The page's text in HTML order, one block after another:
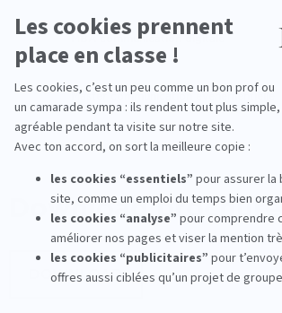
MBA communication digitale
Master communication événementielle
Downloadbrochure
DOWNLOAD